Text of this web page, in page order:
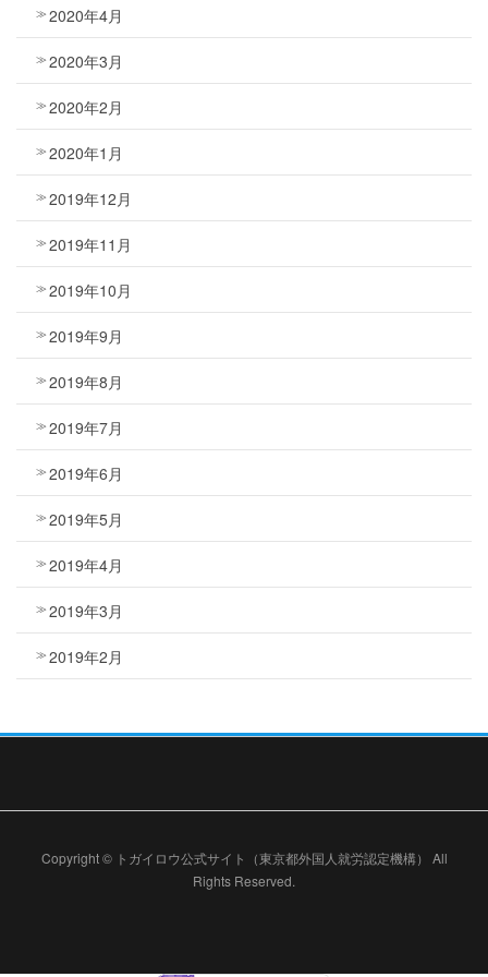
2020年4月
2020年3月
2020年2月
2020年1月
2019年12月
2019年11月
2019年10月
2019年9月
2019年8月
2019年7月
2019年6月
2019年5月
2019年4月
2019年3月
2019年2月
Copyright © トガイロウ公式サイト（東京都外国人就労認定機構） All
Rights Reserved.